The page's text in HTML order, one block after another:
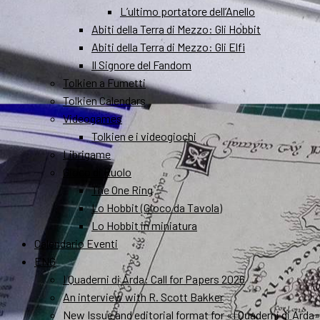
L’ultimo portatore dell’Anello
Abiti della Terra di Mezzo: Gli Hobbit
Abiti della Terra di Mezzo: Gli Elfi
Il Signore del Fandom
Tolkien a Fumetti
Tolkien Calendars
Videogames
Tolkien e i videogiochi
Librigame
Gioco di Ruolo
The One Ring
Lo Hobbit (Gioco da Tavola)
Lo Hobbit in miniatura
Calendario Eventi
ENG
I Quaderni di Arda: Call for Papers 2026
An interview with R. Scott Bakker
New Issue and editorial format for «I Quaderni di Arda»